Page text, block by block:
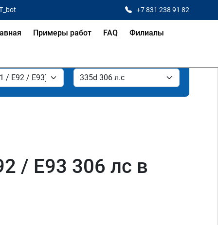
+7 831 238 91 82
Примеры работ FAQ Филиалы
/ E93 306 лс в